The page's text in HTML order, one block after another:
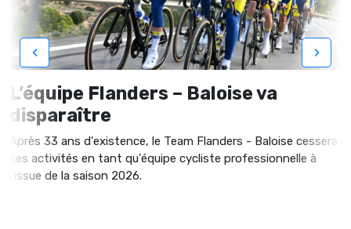
L’équipe Flanders – Baloise va
disparaître
Après 33 ans d'existence, le Team Flanders - Baloise cessera
ses activités en tant qu'équipe cycliste professionnelle à
l'issue de la saison 2026.
‹ ›